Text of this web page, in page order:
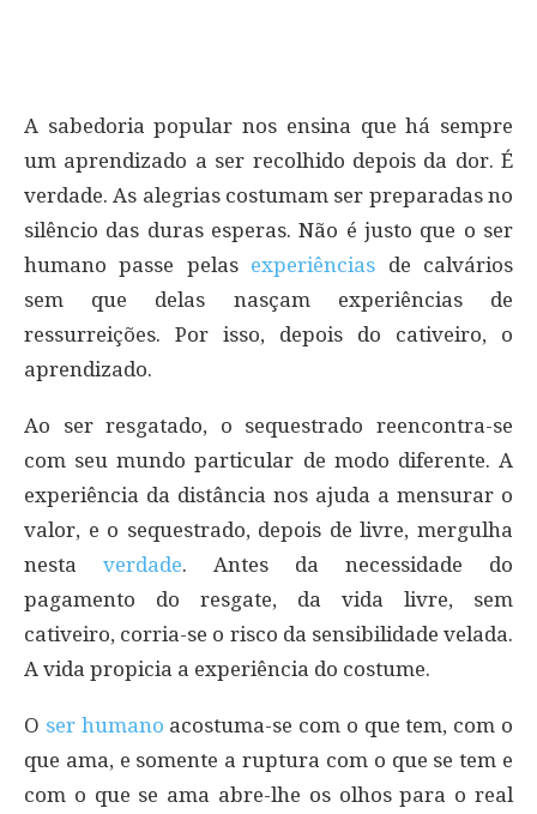
A sabedoria popular nos ensina que há sempre
um aprendizado a ser recolhido depois da dor. É
verdade. As alegrias costumam ser preparadas no
silêncio das duras esperas. Não é justo que o ser
humano passe pelas experiências de calvários
sem que delas nasçam experiências de
ressurreições. Por isso, depois do cativeiro, o
aprendizado.
Ao ser resgatado, o sequestrado reencontra-se
com seu mundo particular de modo diferente. A
experiência da distância nos ajuda a mensurar o
valor, e o sequestrado, depois de livre, mergulha
nesta verdade. Antes da necessidade do
pagamento do resgate, da vida livre, sem
cativeiro, corria-se o risco da sensibilidade velada.
A vida propicia a experiência do costume.
O ser humano acostuma-se com o que tem, com o
que ama, e somente a ruptura com o que se tem e
com o que se ama abre-lhe os olhos para o real